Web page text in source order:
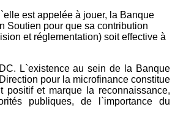
est appelée à jouer, la Banque
Soutien pour que sa contribution
et réglementation) soit effective à
L`existence au sein de la Banque
pour la microfinance constitue
positif et marque la reconnaissance,
publiques, de l`importance du